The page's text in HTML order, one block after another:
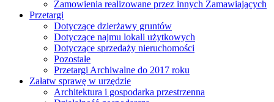
Zamowienia realizowane przez innych Zamawiających
Przetargi
Dotyczące dzierżawy gruntów
Dotyczące najmu lokali użytkowych
Dotyczące sprzedaży nieruchomości
Pozostałe
Przetargi Archiwalne do 2017 roku
Załatw sprawę w urzędzie
Architektura i gospodarka przestrzenna